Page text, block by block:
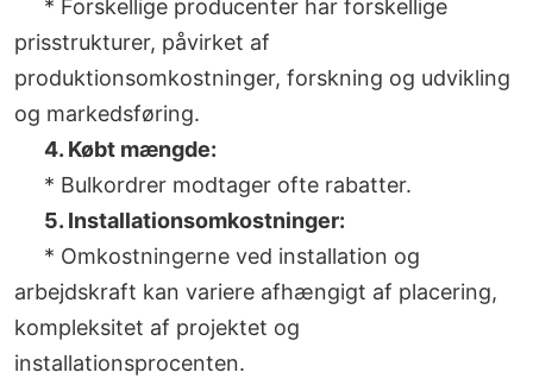
* Forskellige producenter har forskellige
prisstrukturer, påvirket af
produktionsomkostninger, forskning og udvikling
og markedsføring.
4. Købt mængde:
* Bulkordrer modtager ofte rabatter.
5. Installationsomkostninger:
* Omkostningerne ved installation og
arbejdskraft kan variere afhængigt af placering,
kompleksitet af projektet og
installationsprocenten.